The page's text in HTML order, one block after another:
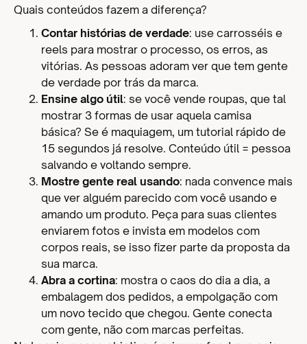
Quais conteúdos fazem a diferença?
Contar histórias de verdade: use carrosséis e
reels para mostrar o processo, os erros, as
vitórias. As pessoas adoram ver que tem gente
de verdade por trás da marca.
Ensine algo útil: se você vende roupas, que tal
mostrar 3 formas de usar aquela camisa
básica? Se é maquiagem, um tutorial rápido de
15 segundos já resolve. Conteúdo útil = pessoa
salvando e voltando sempre.
Mostre gente real usando: nada convence mais
que ver alguém parecido com você usando e
amando um produto. Peça para suas clientes
enviarem fotos e invista em modelos com
corpos reais, se isso fizer parte da proposta da
sua marca.
Abra a cortina: mostra o caos do dia a dia, a
embalagem dos pedidos, a empolgação com
um novo tecido que chegou. Gente conecta
com gente, não com marcas perfeitas.